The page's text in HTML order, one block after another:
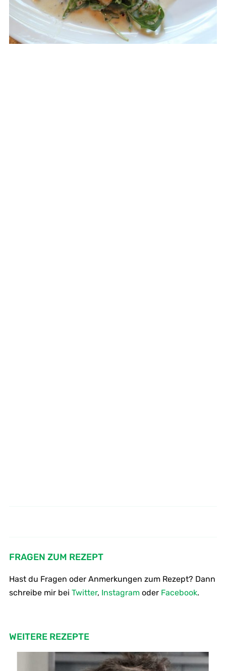
FRAGEN ZUM REZEPT
Hast du Fragen oder Anmerkungen zum Rezept? Dann
schreibe mir bei Twitter, Instagramoder Facebook.
WEITERE REZEPTE